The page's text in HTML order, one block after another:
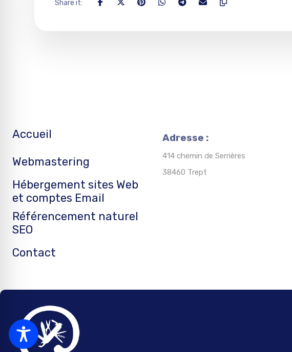
Accueil
Webmastering
Hébergement sites Web
et comptes Email
Référencement naturel
SEO
Contact
Adresse :
414 chemin de Serrières
38460 Trept